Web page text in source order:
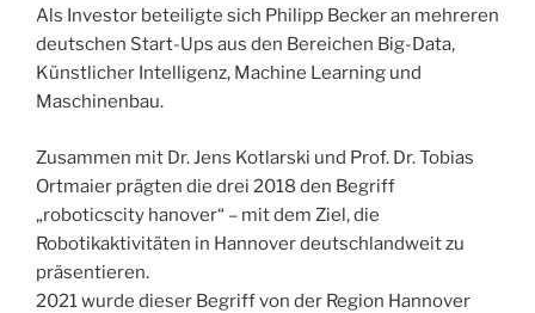
Als Investor beteiligte sich Philipp Becker an mehreren
deutschen Start-Ups aus den Bereichen Big-Data,
Künstlicher Intelligenz, Machine Learning und
Maschinenbau.
Zusammen mit Dr. Jens Kotlarski und Prof. Dr. Tobias
Ortmaier prägten die drei 2018 den Begriff
„roboticscity hanover“ – mit dem Ziel, die
Robotikaktivitäten in Hannover deutschlandweit zu
präsentieren.
2021 wurde dieser Begriff von der Region Hannover